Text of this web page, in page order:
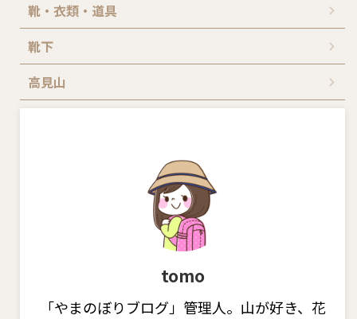
靴・衣類・道具
靴下
高見山
tomo
「やまのぼりブログ」管理人。山が好き、花